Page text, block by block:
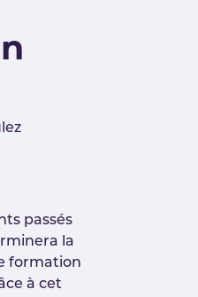
passés
la
formation
à cet